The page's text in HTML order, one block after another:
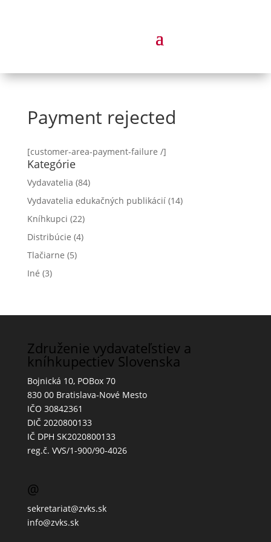
Payment rejected
[customer-area-payment-failure /]
Kategórie
Vydavatelia (84)
Vydavatelia edukačných publikácií(14)
Kníhkupci (22)
Distribúcie (4)
Tlačiarne (5)
Iné (3)
Združenie vydavateľstiev a
kníhkupectiev Slovenska
Bojnická 10, POBox 70
830 00 Bratislava-Nové Mesto
IČO 30842361
DIČ 2020800133
IČ DPH SK2020800133
reg.č. VVS/1-900/90-4026
@
sekretariat@zvks.sk
info@zvks.sk